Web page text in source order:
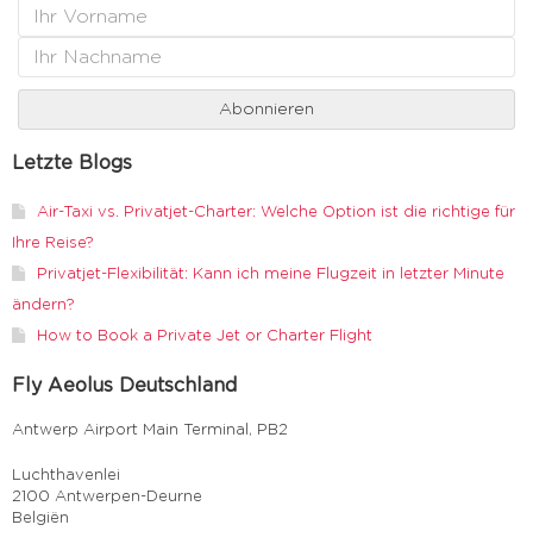
Letzte Blogs
Air-Taxi vs. Privatjet-Charter: Welche Option ist die richtige für
Ihre Reise?
Privatjet-Flexibilität: Kann ich meine Flugzeit in letzter Minute
ändern?
How to Book a Private Jet or Charter Flight
Fly Aeolus Deutschland
Antwerp Airport Main Terminal, PB2
Luchthavenlei
2100 Antwerpen-Deurne
Belgiën